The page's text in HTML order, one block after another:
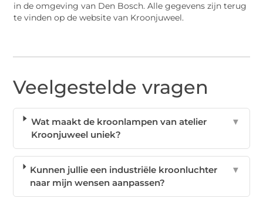
in de omgeving van Den Bosch. Alle gegevens zijn terug
te vinden op de website van Kroonjuweel.
Veelgestelde vragen
Wat maakt de kroonlampen van atelier
Kroonjuweel uniek?
▼
Kunnen jullie een industriële kroonluchter
naar mijn wensen aanpassen?
▼